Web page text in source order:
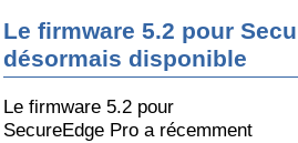
Le firmware 5.2 pour
désormais disponible
Le firmware 5.2 pour
SecureEdge Pro a récemment